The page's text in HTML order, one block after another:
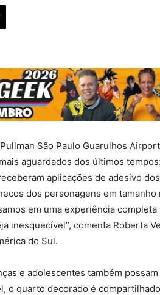
São Paulo Guarulhos
aguardados dos últimos
aplicações de adesivo
dos personagens em tamanho
em uma experiência completa
inesquecível”, comenta Roberta
do Sul.
e adolescentes também
o quarto decorado é